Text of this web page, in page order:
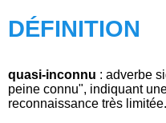
DÉFINITION
quasi-inconnu : adverbe
peine connu", indiquant
reconnaissance très limitée.